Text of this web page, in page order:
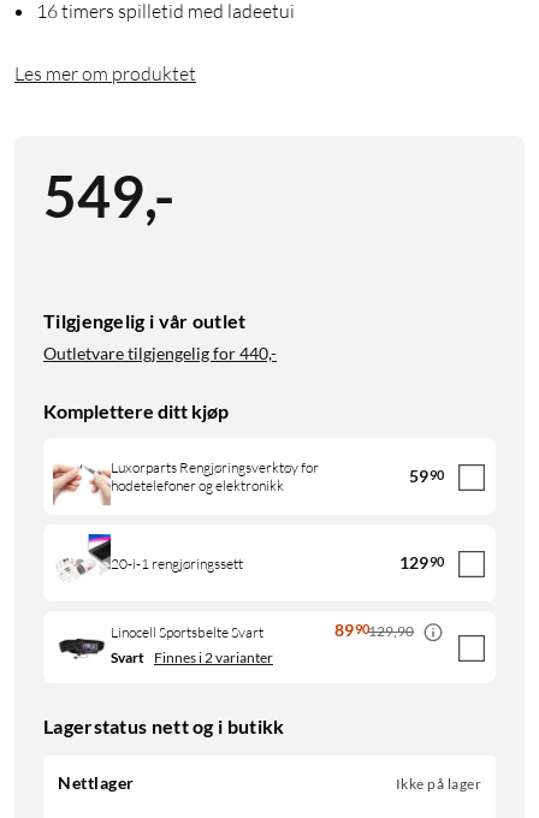
16 timers spilletid med ladeetui
Les mer om produktet
549,-
Tilgjengelig i vår outlet
Outletvare tilgjengelig for440,-
Komplettere ditt kjøp
Luxorparts Rengjøringsverktøy for
hodetelefoner og elektronikk
5990
20-i-1 rengjøringssett 12990
Linocell Sportsbelte Svart 8990129,90
Svart Finnes i 2 varianter
Lagerstatus nett og i butikk
Nettlager Ikke på lager